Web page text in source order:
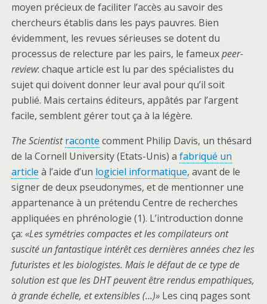
moyen précieux de faciliter l’accès au savoir des
chercheurs établis dans les pays pauvres. Bien
évidemment, les revues sérieuses se dotent du
processus de relecture par les pairs, le fameuxpeer-
review: chaque article est lu par des spécialistes du
sujet qui doivent donner leur aval pour qu’il soit
publié. Mais certains éditeurs, appâtés par l’argent
facile, semblent gérer tout ça à la légère.
The Scientist raconte comment Philip Davis, un thésard
de la Cornell University (Etats-Unis) a fabriqué un
article à l’aide d’un logiciel informatique, avant de le
signer de deux pseudonymes, et de mentionner une
appartenance à un prétendu Centre de recherches
appliquées en phrénologie (1). L’introduction donne
ça: «Les symétries compactes et les compilateurs ont
suscité un fantastique intérêt ces dernières années chez les
futuristes et les biologistes. Mais le défaut de ce type de
solution est que les DHT peuvent être rendus empathiques,
à grande échelle, et extensibles (…)» Les cinq pages sont